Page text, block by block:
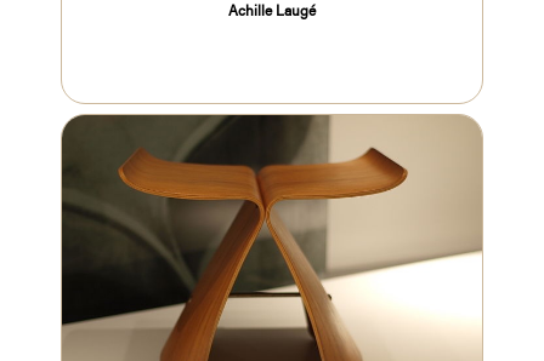
Achille Laugé